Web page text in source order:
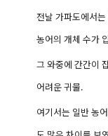
전날 가파도에서
농어의 개체 수가
그 와중에 간간이
어려운 귀물.
여기서는 일반 농